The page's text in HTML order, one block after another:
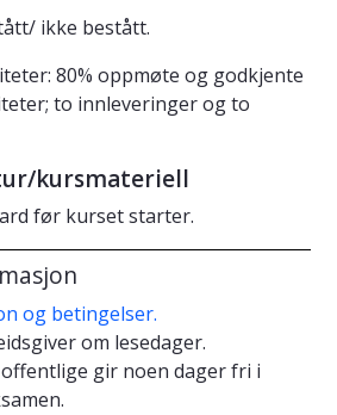
ikke bestått.
80% oppmøte og godkjente
to innleveringer og to
kursmateriell
før kurset starter.
og betingelser.
om lesedager.
gir noen dager fri i